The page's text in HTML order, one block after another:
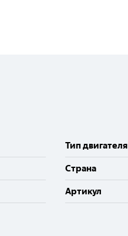
Тип двигателя
Cтрана
Артикул